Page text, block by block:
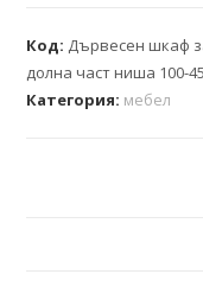
Код: Дървесен шкаф
долна част ниша 100-
Категория: мебел